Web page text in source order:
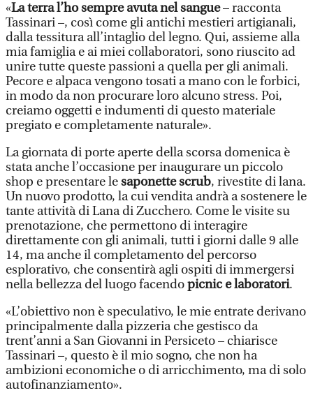
«La terra l’ho sempre avuta nel sangue– racconta
Tassinari –, così come gli antichi mestieri artigianali,
dalla tessitura all’intaglio del legno. Qui, assieme alla
mia famiglia e ai miei collaboratori, sono riuscito ad
unire tutte queste passioni a quella per gli animali.
Pecore e alpaca vengono tosati a mano con le forbici,
in modo da non procurare loro alcuno stress. Poi,
creiamo oggetti e indumenti di questo materiale
pregiato e completamente naturale».
La giornata di porte aperte della scorsa domenica è
stata anche l’occasione per inaugurare un piccolo
shop e presentare lesaponette scrub, rivestite di lana.
Un nuovo prodotto, la cui vendita andrà a sostenere le
tante attività di Lana di Zucchero. Come le visite su
prenotazione, che permettono di interagire
direttamente con gli animali, tutti i giorni dalle 9 alle
14, ma anche il completamento del percorso
esplorativo, che consentirà agli ospiti di immergersi
nella bellezza del luogo facendopicnic e laboratori.
«L’obiettivo non è speculativo, le mie entrate derivano
principalmente dalla pizzeria che gestisco da
trent’anni a San Giovanni in Persiceto – chiarisce
Tassinari –, questo è il mio sogno, che non ha
ambizioni economiche o di arricchimento, ma di solo
autofinanziamento».